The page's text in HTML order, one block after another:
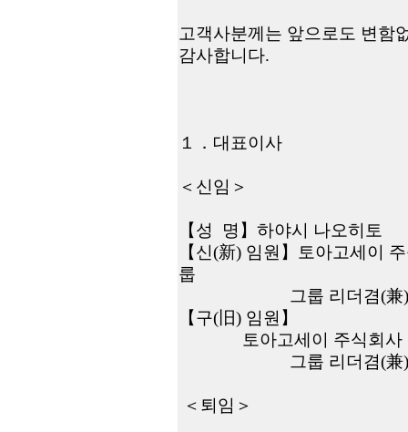
고객사분께는 앞으로도 변함
감사합니다.
１． 대표이사
＜ 신임 ＞
【성 명 】 하야시 나오히토
【신(新) 임원】
토아고세이
룹
그룹 리더 겸(兼
【구( 旧) 임원】
토아고세이 주식회사
그룹 리더 겸(兼
＜ 퇴임 ＞